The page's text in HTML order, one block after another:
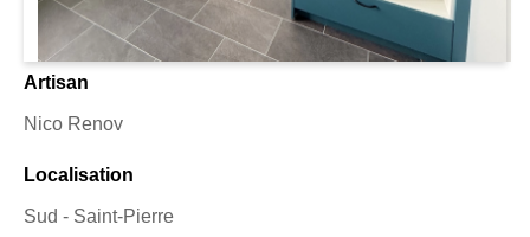
Artisan
Nico Renov
Localisation
Sud - Saint-Pierre